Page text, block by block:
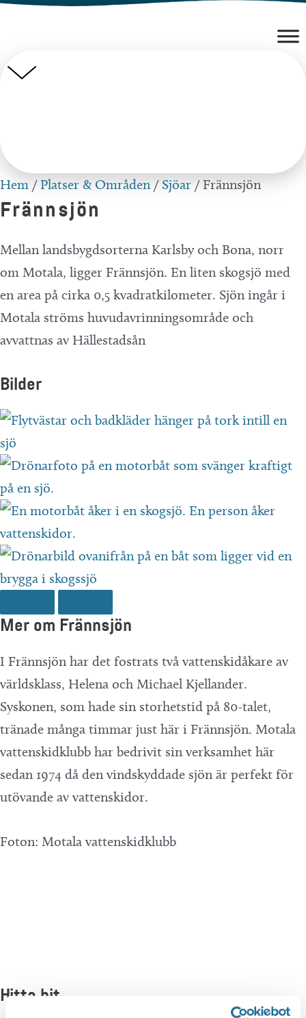
Hoppa
Hem /Platser & Områden/ Sjöar /Frännsjön
Frännsjön
Mellan landsbygdsorterna Karlsby och Bona, norr
om Motala, ligger Frännsjön. En liten skogsjö med
en area på cirka 0,5 kvadratkilometer. Sjön ingår i
Motala ströms huvudavrinningsområde och
avvattnas av Hällestadsån
Bilder
Mer om Frännsjön
I Frännsjön har det fostrats två vattenskidåkare av
världsklass, Helena och Michael Kjellander.
Syskonen, som hade sin storhetstid på 80-talet,
tränade många timmar just här i Frännsjön. Motala
vattenskidklubb har bedrivit sin verksamhet här
sedan 1974 då den vindskyddade sjön är perfekt för
utövande av vattenskidor.
Foton: Motala vattenskidklubb
Hitta hit